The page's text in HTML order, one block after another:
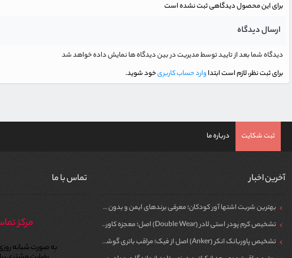
برای این محصول دیدگاهی ثبت نشده است
ارسال دیدگاه
دیدگاه شما بعد از تایید توسط مدیریت در بین دیدگاه ها نمایش داده خواهد شد
برای ثبت نظر، لازم است ابتداوارد حساب کاربریخود شوید.
ثبت شکایت درباره ما
آخرین اخبار
بهترین شربت اشتها آور کودکان؛ معرفی برندهای ایمن و بدون سیپروهپتادین
تشخیص کرم پودر استی لادر (Double Wear) اصل؛ معجزه کاور برای پوست
تشخیص پاوربانک انکر (Anker) اصل از فیک؛ مراقب باتری گوشی خود باشید!
تماس با ما
مرکز
به صورت شبانه